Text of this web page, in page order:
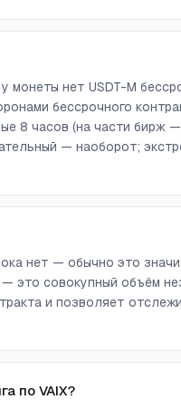
нет USDT-M
бессрочного
8 часов (на части бирж
— наоборот;
нет — обычно это
это совокупный объём
и позволяет
по VAIX?